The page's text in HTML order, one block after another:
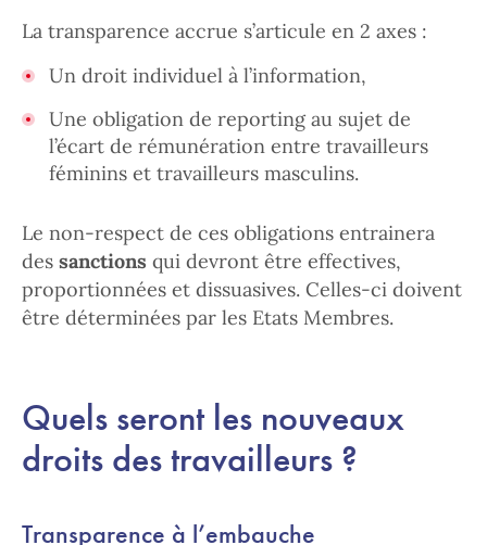
La transparence accrue s’articule en 2 axes :
Un droit individuel à l’information,
Une obligation de reporting au sujet de
l’écart de rémunération entre travailleurs
féminins et travailleurs masculins.
Le non-respect de ces obligations entrainera
des sanctions qui devront être effectives,
proportionnées et dissuasives. Celles-ci doivent
être déterminées par les Etats Membres.
Quels seront les nouveaux
droits des travailleurs ?
Transparence à l’embauche